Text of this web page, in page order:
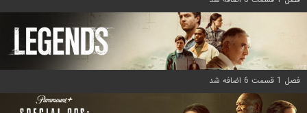
فصل 1 قسمت 6 اضافه شد